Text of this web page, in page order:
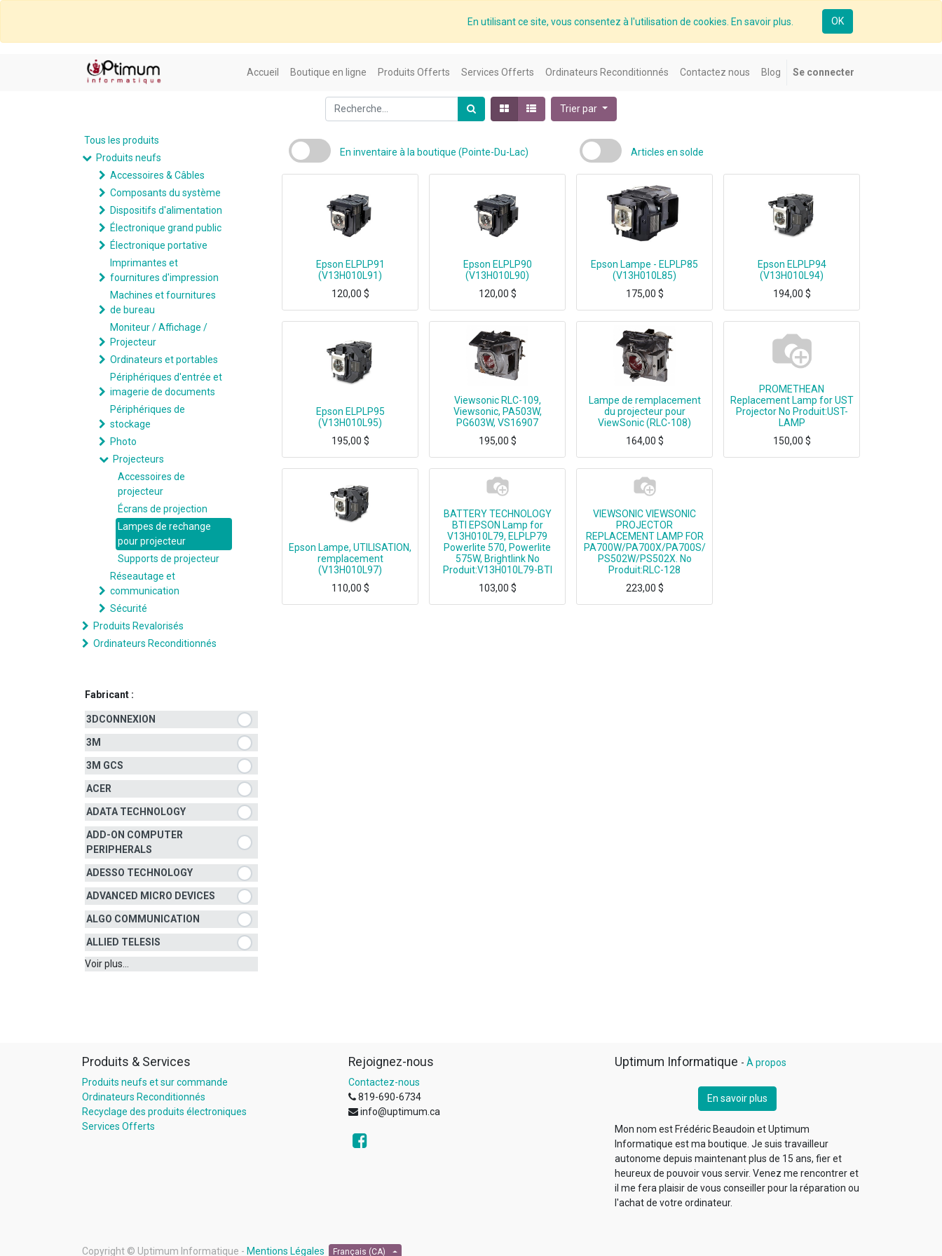
En utilisant ce site, vous consentez à l'utilisation de cookies. En savoir plus. OK
Accueil Boutique en ligne Produits Offerts Services Offerts Ordinateurs Reconditionnés Contactez nous Blog Se connecter
Trier par
Tous les produits
Produits neufs
Accessoires & Câbles
Composants du système
Dispositifs d'alimentation
Électronique grand public
Électronique portative
Imprimantes et
fournitures d'impression
Machines et fournitures
de bureau
Moniteur / Affichage /
Projecteur
Ordinateurs et portables
Périphériques d'entrée et
imagerie de documents
Périphériques de
stockage
Photo
Projecteurs
Accessoires de
projecteur
Écrans de projection
Lampes de rechange
pour projecteur
Supports de projecteur
Réseautage et
communication
Sécurité
Produits Revalorisés
Ordinateurs Reconditionnés
Fabricant :
3DCONNEXION
3M
3M GCS
ACER
ADATA TECHNOLOGY
ADD-ON COMPUTER
PERIPHERALS
ADESSO TECHNOLOGY
ADVANCED MICRO DEVICES
ALGO COMMUNICATION
ALLIED TELESIS
Voir plus...
En inventaire à la boutique (Pointe-Du-Lac) Articles en solde
Epson ELPLP91
(V13H010L91)
120,00 $
Epson ELPLP90
(V13H010L90)
120,00 $
Epson Lampe - ELPLP85
(V13H010L85)
175,00 $
Epson ELPLP94
(V13H010L94)
194,00 $
Epson ELPLP95
(V13H010L95)
195,00 $
Viewsonic RLC-109,
Viewsonic, PA503W,
PG603W, VS16907
195,00 $
Lampe de remplacement
du projecteur pour
ViewSonic (RLC-108)
164,00 $
PROMETHEAN
Replacement Lamp for UST
Projector No Produit:UST-
LAMP
150,00 $
Epson Lampe, UTILISATION,
remplacement
(V13H010L97)
110,00 $
BATTERY TECHNOLOGY
BTI EPSON Lamp for
V13H010L79, ELPLP79
Powerlite 570, Powerlite
575W, Brightlink No
Produit:V13H010L79-BTI
103,00 $
VIEWSONIC VIEWSONIC
PROJECTOR
REPLACEMENT LAMP FOR
PA700W/PA700X/PA700S/
PS502W/PS502X. No
Produit:RLC-128
223,00 $
Produits & Services
Produits neufs et sur commande
Ordinateurs Reconditionnés
Recyclage des produits électroniques
Services Offerts
Rejoignez-nous
Contactez-nous
819-690-6734
info@uptimum.ca
Uptimum Informatique - À propos
En savoir plus
Mon nom est Frédéric Beaudoin et Uptimum
Informatique est ma boutique. Je suis travailleur
autonome depuis maintenant plus de 15 ans, fier et
heureux de pouvoir vous servir. Venez me rencontrer et
il me fera plaisir de vous conseiller pour la réparation ou
l'achat de votre ordinateur.
Copyright © Uptimum Informatique - Mentions Légales Français (CA)